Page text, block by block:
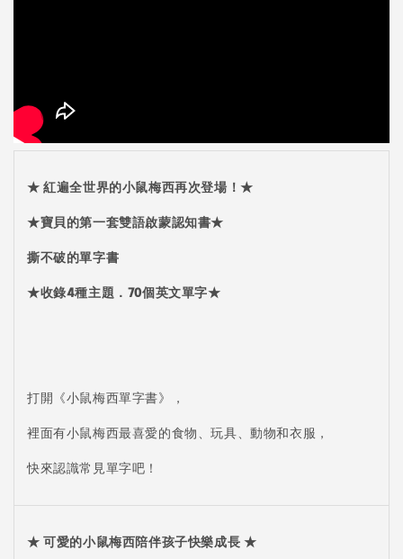
★ 紅遍全世界的小鼠梅西再次登場！★
★寶貝的第一套雙語啟蒙認知書★
撕不破的單字書
★收錄4種主題．70個英文單字★
打開《小鼠梅西單字書》，
裡面有小鼠梅西最喜愛的食物、玩具、動物和衣服，
快來認識常見單字吧！
★ 可愛的小鼠梅西陪伴孩子快樂成長 ★